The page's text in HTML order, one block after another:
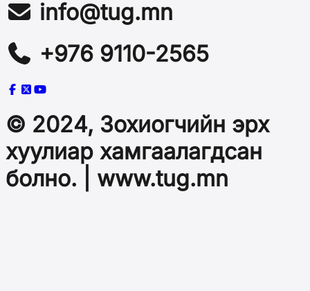
info@tug.mn
+976 9110-2565
© 2024, Зохиогчийн эрх
хуулиар хамгаалагдсан
болно. | www.tug.mn